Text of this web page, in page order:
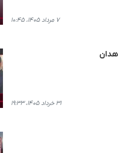
۷ مرداد ۱۴۰۵، ۱۰:۴۵
۳۱ خرداد ۱۴۰۵، ۱۹:۳۳